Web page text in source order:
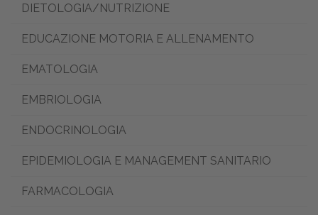
DIETOLOGIA/NUTRIZIONE
EDUCAZIONE MOTORIA E ALLENAMENTO
EMATOLOGIA
EMBRIOLOGIA
ENDOCRINOLOGIA
EPIDEMIOLOGIA E MANAGEMENT SANITARIO
FARMACOLOGIA